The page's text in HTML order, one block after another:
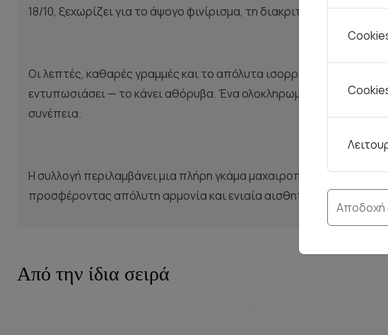
18/10, ξεχωρίζει για το άψογο φινίρισμα, τη διακριτική λάμψη
Οι λεπτές, καθαρές γραμμές και το απόλυτα ισορροπημένο βάρος
εντυπωσιάσει — το κάνει αθόρυβα. Ένα ολοκληρωμένο σετ
συνέπεια.
Η συλλογή περιλαμβάνει μια πλήρη γκάμα μαχαιροπίρουνων,
προσφέροντας απόλυτη αρμονία και ενιαία αισθητική στο
Από την ίδια σειρά
Αποδοχή